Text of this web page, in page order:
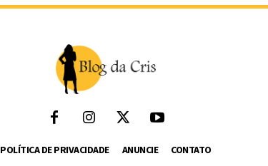
POLÍTICA DE PRIVACIDADE ANUNCIE CONTATO